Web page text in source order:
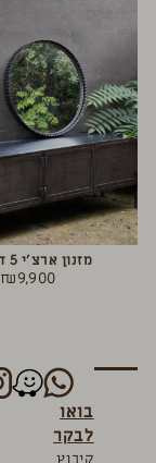
מזנון ארצ’י 5 דלתות
₪9,900
בואו
לבקר